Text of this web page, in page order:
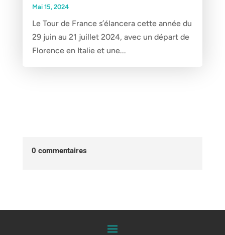
Mai 15, 2024
Le Tour de France s’élancera cette année du
29 juin au 21 juillet 2024, avec un départ de
Florence en Italie et une...
0 commentaires